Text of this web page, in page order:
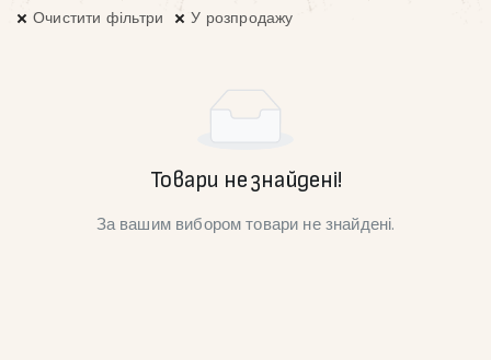
Очистити фільтри У розпродажу
Товари не знайдені!
За вашим вибором товари не знайдені.